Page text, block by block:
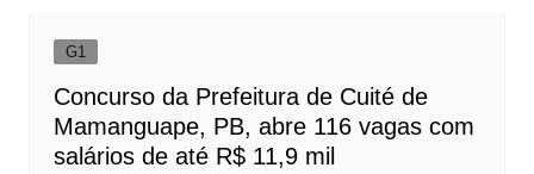
G1
Concurso da Prefeitura de Cuité de
Mamanguape, PB, abre 116 vagas com
salários de até R$ 11,9 mil